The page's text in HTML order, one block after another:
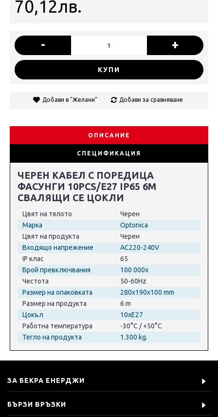
70,12лв.
- +
КУПИ
Добави в "Желани" Добави за сравняване
ОПИСАНИЕ
СПЕЦИФИКАЦИЯ
ЧЕРЕН КАБЕЛ С ПОРЕДИЦА
ФАСУНГИ 10PCS/E27 IP65 6M
СВАЛЯЩИ СЕ ЦОКЛИ
Цвят на тялото
Черен
Марка
Optonica
Цвят на продукта
Черен
Входящо напрежение
AC220-240V
IP клас
65
Брой превключвания
100 000x
Честота
50-60Hz
Размер на опаковката
280x190x100 mm
Размер на продукта
6 m
Цокъл
10xE27
Работна температура
-30°C / +50°C
Тегло на продукта
1.300 kg.
ЗА БЕКРА ЕНЕРДЖИ
БЪРЗИ ВРЪЗКИ